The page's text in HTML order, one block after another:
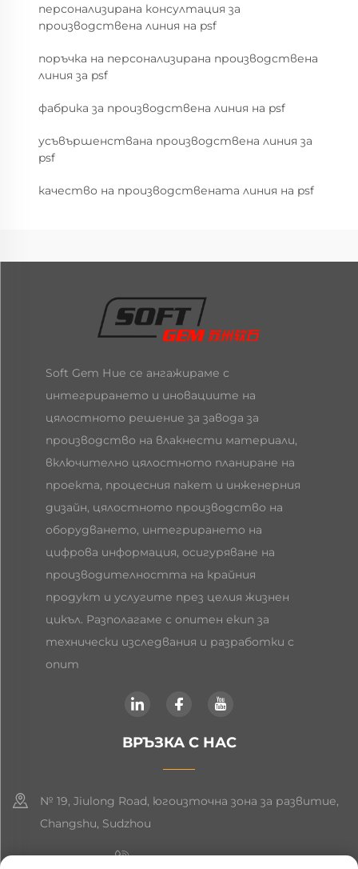
персонализирана консултация за
производствена линия на psf
поръчка на персонализирана производствена
линия за psf
фабрика за производствена линия на psf
усъвършенствана производствена линия за
psf
качество на производствената линия на psf
Soft Gem Ние се ангажираме с
интегрирането и иновациите на
цялостното решение за завода за
производство на влакнести материали,
включително цялостното планиране на
проекта, процесния пакет и инженерния
дизайн, цялостното производство на
оборудването, интегрирането на
цифрова информация, осигуряване на
производителността на крайния
продукт и услугите през целия жизнен
цикъл. Разполагаме с опитен екип за
технически изследвания и разработки с
опит
ВРЪЗКА С НАС
№ 19, Jiulong Road, югоизточна зона за развитие,
Changshu, Sudzhou
+86-19906239903